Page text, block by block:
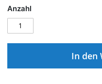
Anzahl
In den